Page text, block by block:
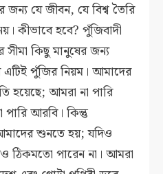
যে জীবন, যে বিশ্ব তৈরি
কীভাবে হবে? পুঁজিবাদী
সীমা কিছু মানুষের জন্য
পুঁজির নিয়ম। আমাদের
হয়েছে; আমরা না পারি
পারি আরবি। কিন্তু
শুনতে হয়; যদিও
ঠিকমতো পারেন না। আমরা